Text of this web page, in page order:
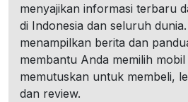
menyajikan informasi terbaru
di Indonesia dan seluruh
menampilkan berita dan
membantu Anda memilih
memutuskan untuk membeli,
dan review.